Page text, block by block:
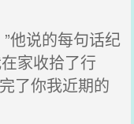
他说的每句话纪
家收拾了行
了你我近期的